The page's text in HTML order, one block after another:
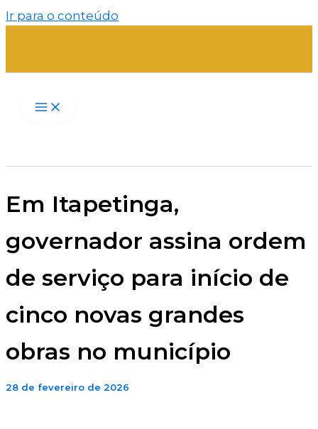
Ir para o conteúdo
Em Itapetinga,
governador assina ordem
de serviço para início de
cinco novas grandes
obras no município
28 de fevereiro de 2026